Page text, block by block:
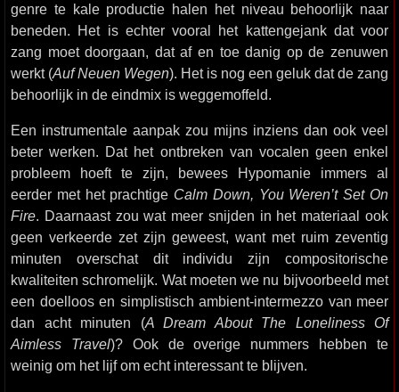
genre te kale productie halen het niveau behoorlijk naar
beneden. Het is echter vooral het kattengejank dat voor
zang moet doorgaan, dat af en toe danig op de zenuwen
werkt (Auf Neuen Wegen). Het is nog een geluk dat de zang
behoorlijk in de eindmix is weggemoffeld.
Een instrumentale aanpak zou mijns inziens dan ook veel
beter werken. Dat het ontbreken van vocalen geen enkel
probleem hoeft te zijn, bewees Hypomanie immers al
eerder met het prachtige Calm Down, You Weren’t Set On
Fire. Daarnaast zou wat meer snijden in het materiaal ook
geen verkeerde zet zijn geweest, want met ruim zeventig
minuten overschat dit individu zijn compositorische
kwaliteiten schromelijk. Wat moeten we nu bijvoorbeeld met
een doelloos en simplistisch ambient-intermezzo van meer
dan acht minuten (A Dream About The Loneliness Of
Aimless Travel)? Ook de overige nummers hebben te
weinig om het lijf om echt interessant te blijven.